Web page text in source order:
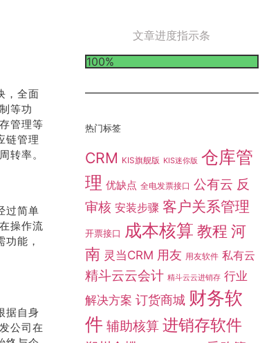
，全面
等功
管理等
链管理
转率。
过简单
操作流
能，
据自身
公司在
文章进度指示条
100%
热门标签
CRM KIS旗舰版 KIS迷你版 仓库管
理 优缺点 全电发票接口 公有云 反
审核 安装步骤 客户关系管理
开票接口 成本核算 教程 河
南 灵当CRM 用友 用友软件 私有云
精斗云云会计 精斗云云进销存 行业
解决方案 订货商城 财务软
件 辅助核算 进销存软件